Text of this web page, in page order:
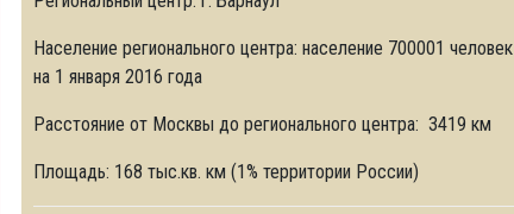
Население регионального центра: население 700001 человек
на 1 января 2016 года
Расстояние от Москвы до регионального центра: 3419 км
Площадь: 168 тыс.кв. км (1% территории России)